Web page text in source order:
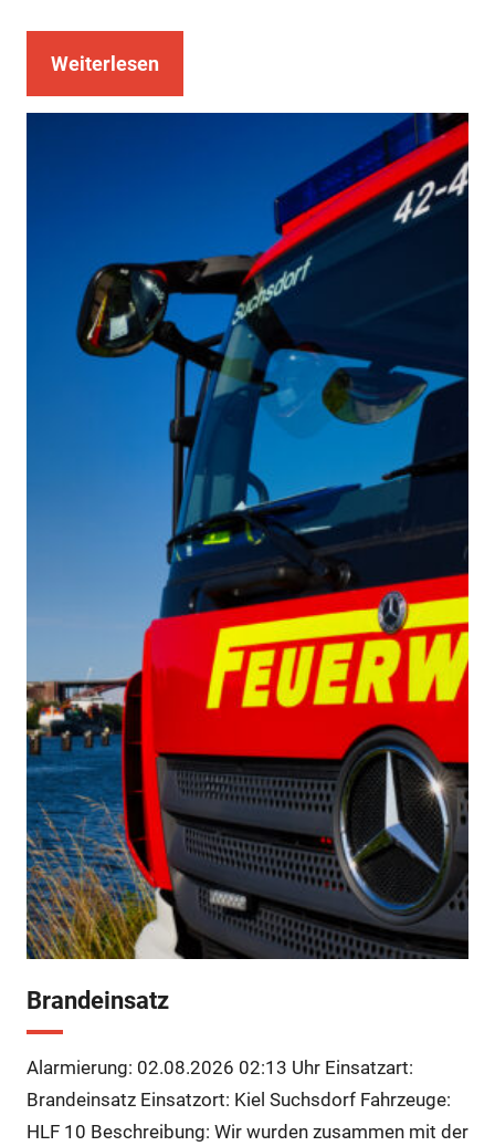
Weiterlesen
Brandeinsatz
Alarmierung: 02.08.2026 02:13 Uhr Einsatzart:
Brandeinsatz Einsatzort: Kiel Suchsdorf Fahrzeuge:
HLF 10 Beschreibung: Wir wurden zusammen mit der